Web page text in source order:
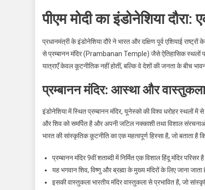
पीएम मोदी का इंडोनेशिया
प्रधानमंत्री के इंडोनेशिया दौरे ने भारत और दक्षिण पूर्व एशियाई
से प्रम्बानन मंदिर (Prambanan Temple) जैसे ऐतिहासिक स्थलों
यात्राएँ केवल कूटनीतिक नहीं होतीं, बल्कि वे देशों की जनता के बीच
प्रम्बानन मंदिर: आस्था और
इंडोनेशिया में स्थित प्रम्बानन मंदिर, यूनेस्को की विश्व धरोहर स्थलों
और शिव को समर्पित है और अपनी जटिल नक्काशी तथा विशाल
भारत की सांस्कृतिक कूटनीति का एक महत्वपूर्ण हिस्सा है, जो बताता है
प्रम्बानन मंदिर 9वीं शताब्दी में निर्मित एक विशाल हिंदू मंदिर परिसर
यह भगवान शिव, विष्णु और ब्रह्मा के मुख्य मंदिरों के लिए जाना जाता
इसकी वास्तुकला भारतीय मंदिर वास्तुकला से प्रभावित है, जो